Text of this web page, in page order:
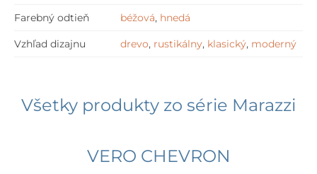
Farebný odtieň béžová, hnedá
Vzhľad dizajnu drevo, rustikálny, klasický, moderný
Všetky produkty zo série Marazzi
VERO CHEVRON